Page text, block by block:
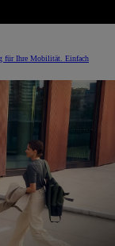
für Ihre Mobilität. Einfach